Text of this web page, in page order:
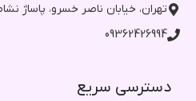
تهران، خیابان ناصر خسرو، پاساژ نشاط نو،
09362426994
دسترسی سریع​